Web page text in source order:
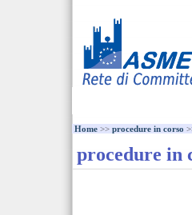
Home >> procedure in corso
procedure in